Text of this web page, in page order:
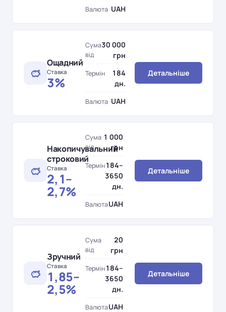
Валюта UAH
Ощадний
Ставка
3%
Сума
від
30 000
грн
Термін
184
дн.
Валюта UAH
Детальніше
Накопичувальний
строковий
Ставка
2,1–
2,7%
Сума
від
1 000
грн
Термін184–
3650
дн.
ВалютаUAH
Детальніше
Зручний
Ставка
1,85–
2,5%
Сума
від
20
грн
Термін184–
3650
дн.
ВалютаUAH
Детальніше